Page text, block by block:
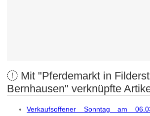
Mit "Pferdemarkt in
Bernhausen" verknüpfte
Verkaufsoffener Sonntag am